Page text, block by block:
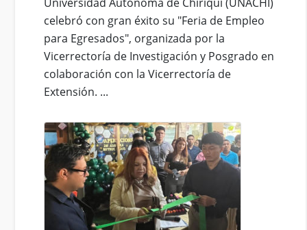
celebró con gran éxito su "Feria de Empleo
para Egresados", organizada por la
Vicerrectoría de Investigación y Posgrado en
colaboración con la Vicerrectoría de
Extensión. ...